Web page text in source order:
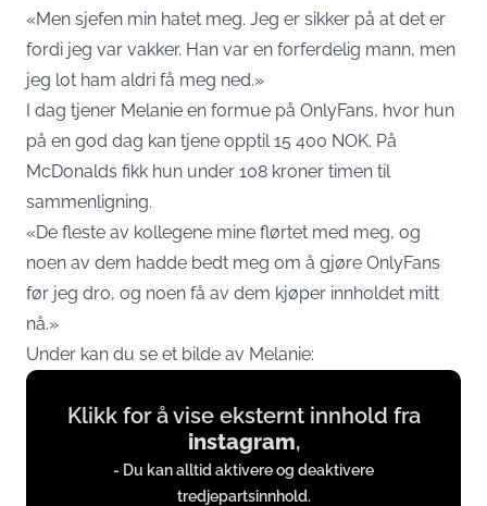
«Men sjefen min hatet meg. Jeg er sikker på at det er
fordi jeg var vakker. Han var en forferdelig mann, men
jeg lot ham aldri få meg ned.»
I dag tjener Melanie en formue på OnlyFans, hvor hun
på en god dag kan tjene opptil 15 400 NOK. På
McDonalds fikk hun under 108 kroner timen til
sammenligning.
«De fleste av kollegene mine flørtet med meg, og
noen av dem hadde bedt meg om å gjøre OnlyFans
før jeg dro, og noen få av dem kjøper innholdet mitt
nå.»
Under kan du se et bilde av Melanie:
Display
content
instagram.com
Klikk for å vise eksternt innhold fra
instagram,
- Du kan alltid aktivere og deaktivere
tredjepartsinnhold.